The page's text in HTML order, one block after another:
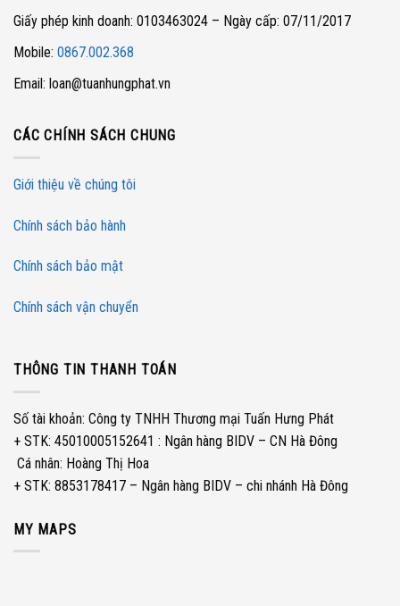
Giấy phép kinh doanh: 0103463024 – Ngày cấp: 07/11/2017
Mobile: 0867.002.368
Email: loan@tuanhungphat.vn
CÁC CHÍNH SÁCH CHUNG
Giới thiệu về chúng tôi
Chính sách bảo hành
Chính sách bảo mật
Chính sách vận chuyển
THÔNG TIN THANH TOÁN
Số tài khoản: Công ty TNHH Thương mại Tuấn Hưng Phát
+ STK: 45010005152641 : Ngân hàng BIDV – CN Hà Đông
­ Cá nhân: Hoàng Thị Hoa
+ STK: 8853178417 – Ngân hàng BIDV – chi nhánh Hà Đông
MY MAPS